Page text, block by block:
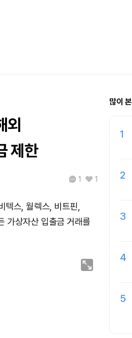
외
제한
1 1
텍스, 월렉스, 비트핀,
가상자산 입출금 거래를
많이
1
2
3
4
5